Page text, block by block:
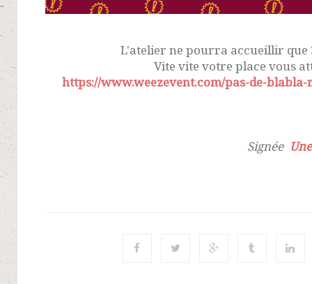
L'atelier ne pourra accueillir que
Vite vite votre place vous
https://www.weezevent.com/pas-de-
Signée